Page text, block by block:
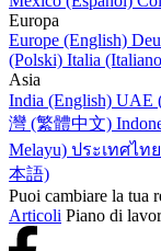
Europa
Europe (English)
(Polski) Italia
Asia
India (English)
灣 (繁體中文)
Melayu) ประเทศไท
本語)
Puoi cambiare la tua
Articoli Piano di